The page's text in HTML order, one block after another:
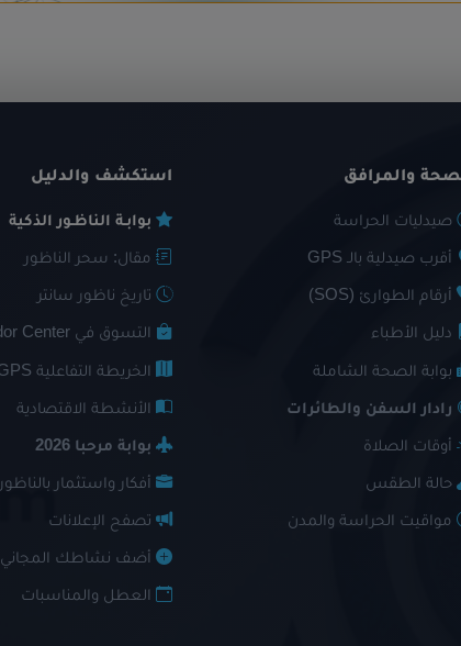
والمرافق
صيدليات الحراسة
أقرب صيدلية بالـ GPS
أرقام الطوارئ (SOS)
دليل الأطباء
بوابة الصحة الشاملة
رادار السفن والطائرات
أوقات الصلاة
حالة الطقس
مواقيت الحراسة والمدن
استكشف والدليل
بوابـة الناظـور الذكية
مقال: سحر الناظور
تاريخ ناظور سانتر
التسوق في Nador Center
الخريطة التفاعلية GPS
الأنشطة الاقتصادية
بوابة مرحبا 2026
أفكار واستثمار بالناظور
تصفح الإعلانات
أضف نشاطك المجاني
العطل والمناسبات